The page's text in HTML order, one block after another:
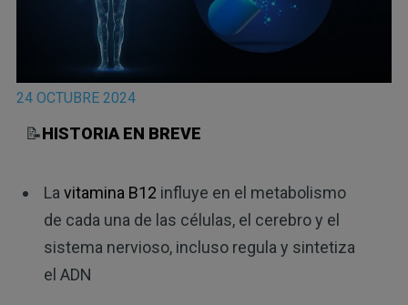
24 OCTUBRE 2024
📝HISTORIA EN BREVE
La vitamina B12 influye en el metabolismo
de cada una de las células, el cerebro y el
sistema nervioso, incluso regula y sintetiza
el ADN